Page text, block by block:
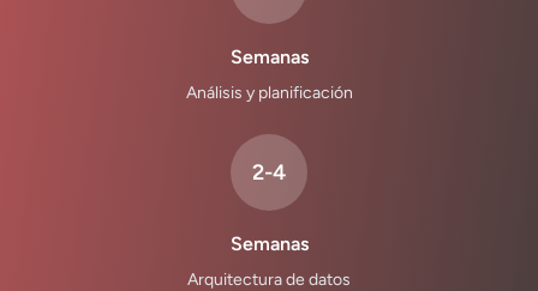
Semanas
Análisis y planificación
2-4
Semanas
Arquitectura de datos